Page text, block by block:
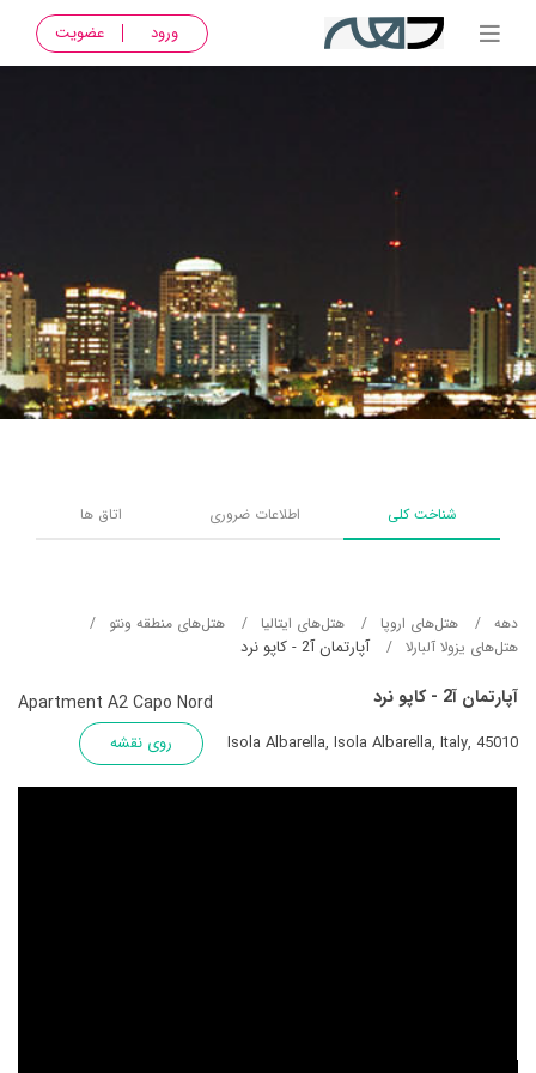
ورود عضویت
شناخت کلی اطلاعات ضروری اتاق ها
دهه هتل‌های اروپا هتل‌های ایتالیا
هتل‌های منطقه ونتو
هتل‌های یزولا آلبارلا
آپارتمان آ2 - کاپو نرد
آپارتمان آ2 - کاپو نرد Apartment A2 Capo Nord
Isola Albarella, Isola Albarella, Italy, 45010 روی نقشه